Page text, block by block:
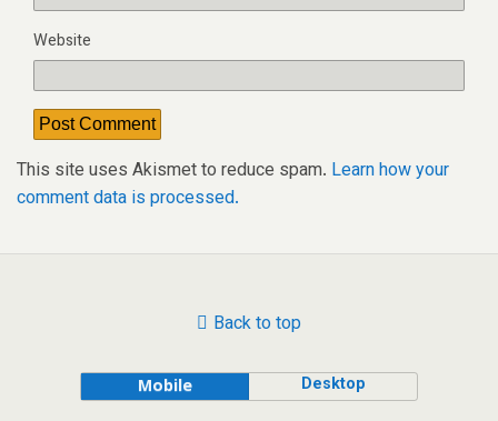
Website
This site uses Akismet to reduce spam. Learn how your
comment data is processed.
Back to top
Mobile Desktop